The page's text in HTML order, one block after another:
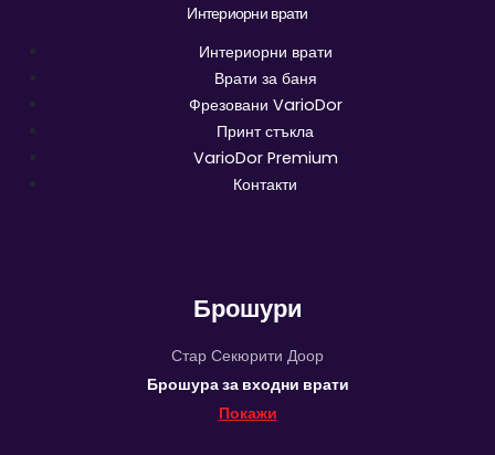
Интериорни врати
Интериорни врати
Врати за баня
Фрезовани VarioDor
Принт стъкла
VarioDor Premium
Контакти
Брошури
Стар Секюрити Доор
Брошура за входни врати
Покажи